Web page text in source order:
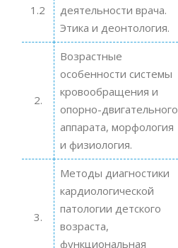
1.2
деятельности врача.
Этика и деонтология.
2.
Возрастные
особенности системы
кровообращения и
опорно-двигательного
аппарата, морфология
и физиология.
3.
Методы диагностики
кардиологической
патологии детского
возраста,
функциональная